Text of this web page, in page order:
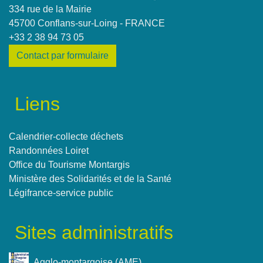
334 rue de la Mairie
45700 Conflans-sur-Loing - FRANCE
+33 2 38 94 73 05
Contact par formulaire
Liens
Calendrier-collecte déchets
Randonnées Loiret
Office du Tourisme Montargis
Ministère des Solidarités et de la Santé
Légifrance-service public
Sites administratifs